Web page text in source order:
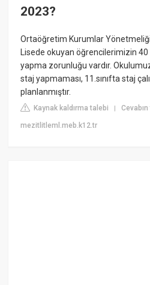
2023?
Ortaöğretim Kurumlar
Lisede okuyan öğrencilerimizin
yapma zorunluğu vardır.
staj yapmaması, 11.sınıfta staj
planlanmıştır.
Kaynak kaldırma talebi |
mezitlitleml.meb.k12.tr